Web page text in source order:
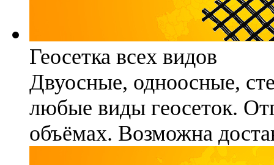
Геосетка всех видов
Двуосные, одноосные,
любые виды геосеток.
объёмах. Возможна